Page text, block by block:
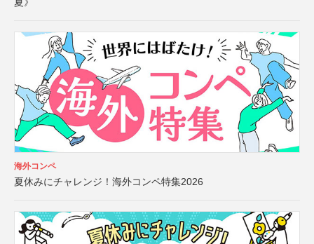
海外コンペ
夏休みにチャレンジ！海外コンペ特集2026